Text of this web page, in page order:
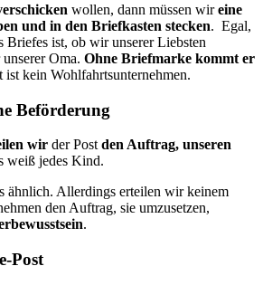
wollen, dann müssen wireine
und in den Briefkasten stecken. Egal,
Briefes ist, ob wir unserer Liebsten
Oma. Ohne Briefmarke kommt er
ist kein Wohlfahrtsunternehmen.
Beförderung
wir der Post den Auftrag, unseren
weiß jedes Kind.
ähnlich. Allerdings erteilen wir keinem
den Auftrag, sie umzusetzen,
.
Post